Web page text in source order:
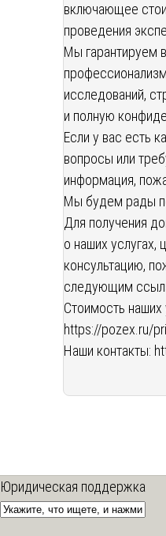
включающее
проведения
Мы гарантируем
исследований,
и полную
Если у вас есть
вопросы или
информация,
Мы будем рады
Для получения
о наших услугах,
консультацию,
следующим
Стоимость наших
https://pozex.ru/
Наши контакты:
Юридическая поддержка